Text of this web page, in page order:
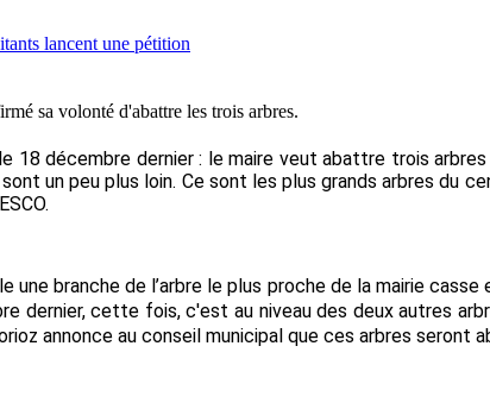
sa volonté d'abattre les trois arbres.
18 décembre dernier : le maire veut abattre trois
un peu plus loin. Ce sont les plus grands arbres du
une branche de l’arbre le plus proche de la mairie
dernier, cette fois, c'est au niveau des deux autres
annonce au conseil municipal que ces arbres seront